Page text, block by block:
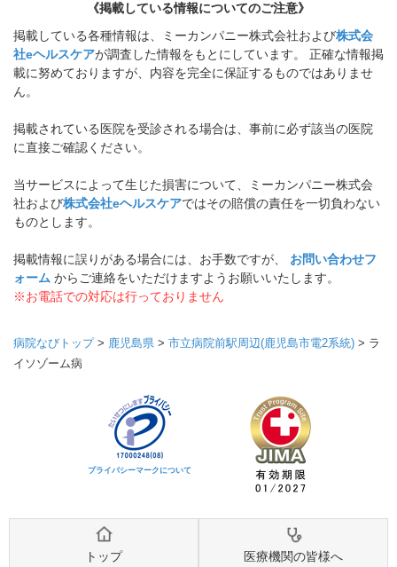
《掲載している情報についてのご注意》
掲載している各種情報は、ミーカンパニー株式会社および株式会
社eヘルスケアが調査した情報をもとにしています。 正確な情報掲
載に努めておりますが、内容を完全に保証するものではありませ
ん。
掲載されている医院を受診される場合は、事前に必ず該当の医院
に直接ご確認ください。
当サービスによって生じた損害について、ミーカンパニー株式会
社および株式会社eヘルスケアではその賠償の責任を一切負わない
ものとします。
掲載情報に誤りがある場合には、お手数ですが、 お問い合わせフ
ォーム からご連絡をいただけますようお願いいたします。
※お電話での対応は行っておりません
病院なびトップ> 鹿児島県 > 市立病院前駅周辺(鹿児島市電2系統) > ラ
イソゾーム病
プライバシーマークについて
トップ 医療機関の皆様へ